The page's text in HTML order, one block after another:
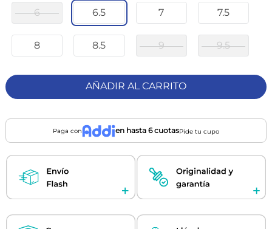
6 6.5 7 7.5
8 8.5 9 9.5
AÑADIR AL CARRITO
Paga con en hasta 6 cuotasPide tu cupo